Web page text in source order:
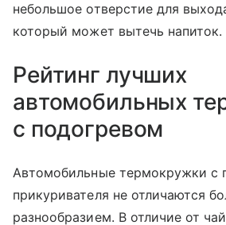
небольшое отверстие для
который может вытечь напиток.
Рейтинг лучших
автомобильных
с подогревом
Автомобильные термокружки с
прикуривателя не отличаются
разнообразием. В отличие от